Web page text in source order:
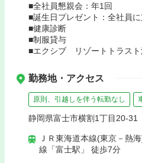
■全社員懇親会：年1回
■誕生日プレゼント：全社員に
■健康診断
■制服貸与
■エクシブ リゾートトラスト
勤務地・アクセス
原則、引越しを伴う転勤なし
静岡県富士市横割1丁目20-31
ＪＲ東海道本線(東京－熱
線「富士駅」 徒歩7分